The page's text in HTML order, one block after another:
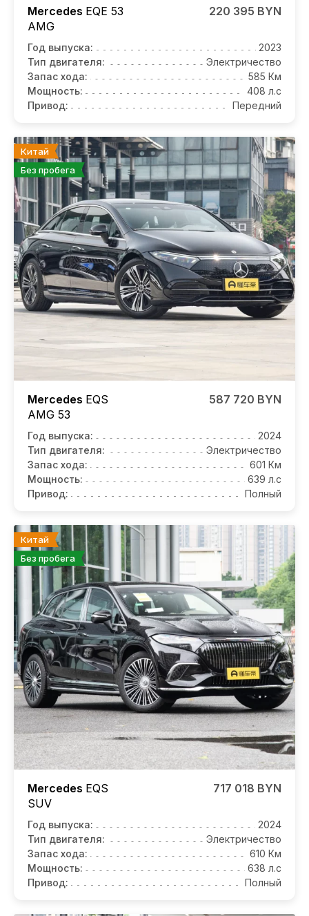
Mercedes EQE 53
AMG
220 395 BYN
Год выпуска:
2023
Тип двигателя:
Электричество
Запас хода:
585 Км
Мощность:
408 л.с
Привод:
Передний
Китай
Без пробега
Mercedes EQS
AMG 53
587 720 BYN
Год выпуска:
2024
Тип двигателя:
Электричество
Запас хода:
601 Км
Мощность:
639 л.с
Привод:
Полный
Китай
Без пробега
Mercedes EQS
SUV
717 018 BYN
Год выпуска:
2024
Тип двигателя:
Электричество
Запас хода:
610 Км
Мощность:
638 л.с
Привод:
Полный